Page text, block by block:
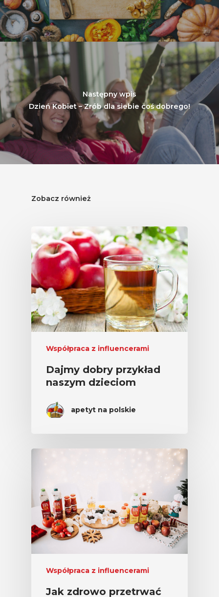
Następny wpis
Dzień Kobiet – Zrób dla siebie coś dobrego!
Zobacz również
Współpraca z influencerami
Dajmy dobry przykład
naszym dzieciom
apetyt na polskie
Współpraca z influencerami
Jak zdrowo przetrwać
Jedz Owoce I
Nich Największa
Skrywa!
Festiwal Młody
Ziemniak
Jemy Eko Warzywa I
Owoce
Polskie Forum
Ekologicznej
Chrup Owoce, Jedz
Warzywa – To Na
Good Move
Związek Zawodowy
Rolników Ojczyzna
Branża
Wydarzenia
Badania